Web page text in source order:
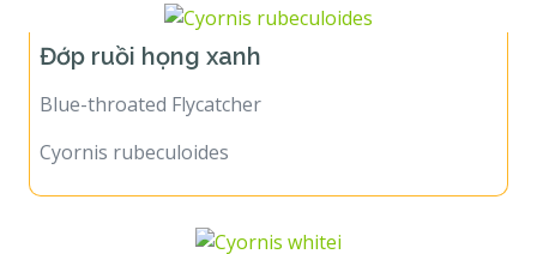
Đớp ruồi họng xanh
Blue-throated Flycatcher
Cyornis rubeculoides